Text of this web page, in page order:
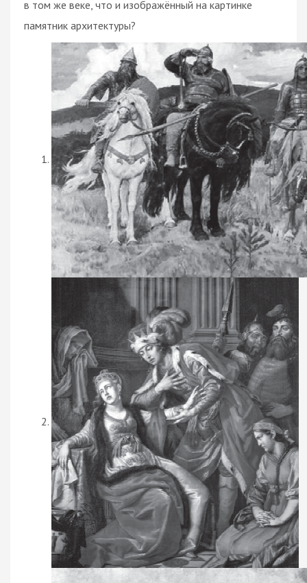
в том же веке, что и изображённый на картинке
памятник архитектуры?